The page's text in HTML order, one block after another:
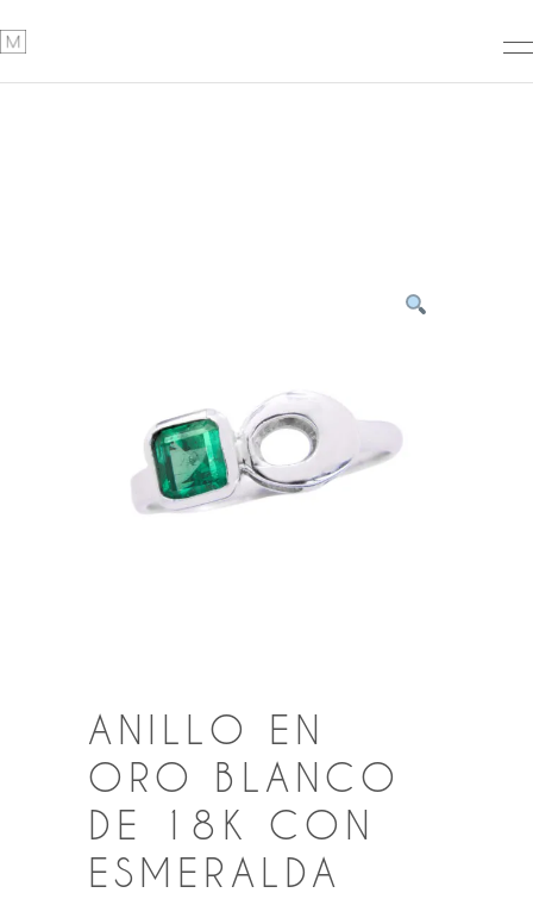
ANILLO EN
ORO BLANCO
DE 18K CON
ESMERALDA